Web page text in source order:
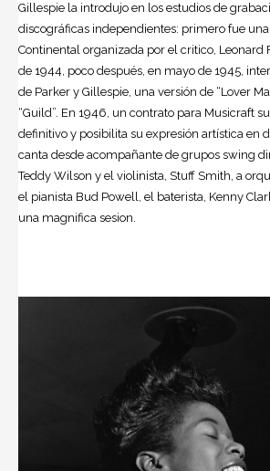
Gillespie la introdujo en los estudios de
discográficas independientes: primero fue
Continental organizada por el critico, Leonard
de 1944, poco después, en mayo de 1945,
de Parker y Gillespie, una versión de “Lover
“Guild”. En 1946, un contrato para Musicraft
definitivo y posibilita su expresión artística en
canta desde acompañante de grupos swing
Teddy Wilson y el violinista, Stuff Smith, a
el pianista Bud Powell, el baterista, Kenny
una magnifica sesion.